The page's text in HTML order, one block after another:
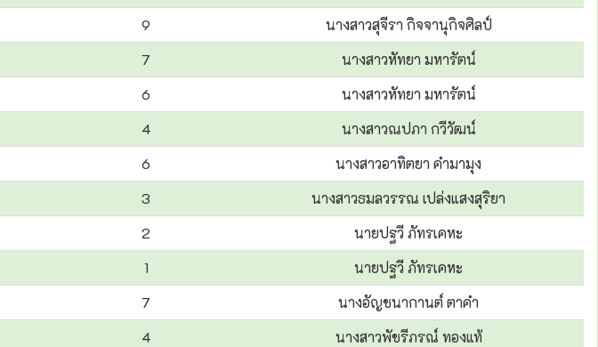
9
นางสาวสุจีรา กิจจานุกิจศิลป์
7
นางสาวหัทยา มหารัตน์
6
นางสาวหัทยา มหารัตน์
4
นางสาวณปภา กวีวัฒน์
6
นางสาวอาทิตยา คำมามุง
3
นางสาวธมลวรรณ เปล่งแสงสุริยา
2
นายปฐวี ภัทรเคหะ
1
นายปฐวี ภัทรเคหะ
7
นางอัญชนากานต์ ตาคำ
4
นางสาวพัชรีภรณ์ ทองแท้